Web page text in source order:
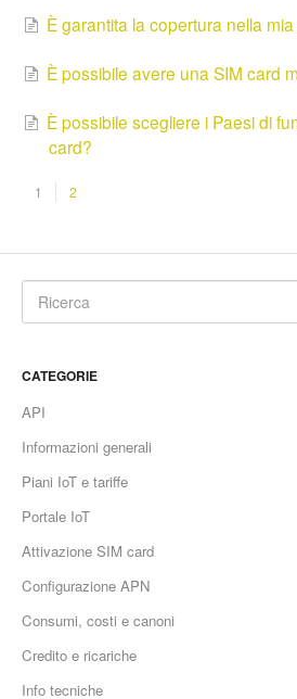
È garantita la copertura nella
È possibile avere una SIM card
È possibile scegliere i Paesi di
card?
1 2
CATEGORIE
API
Informazioni generali
Piani IoT e tariffe
Portale IoT
Attivazione SIM card
Configurazione APN
Consumi, costi e canoni
Credito e ricariche
Info tecniche